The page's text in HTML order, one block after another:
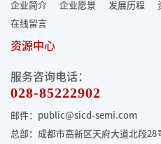
企业简介 企业愿景 发展历程
在线留言
资源中心
服务咨询电话：
028-85222902
邮件：public@sicd-semi.com
总部：成都市高新区天府大道北段28